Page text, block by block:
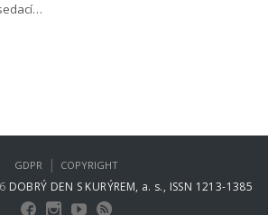
DOBRÝ DEN S KURÝREM, a. s., ISSN 1213-1385
GDPR | COPYRIGHT